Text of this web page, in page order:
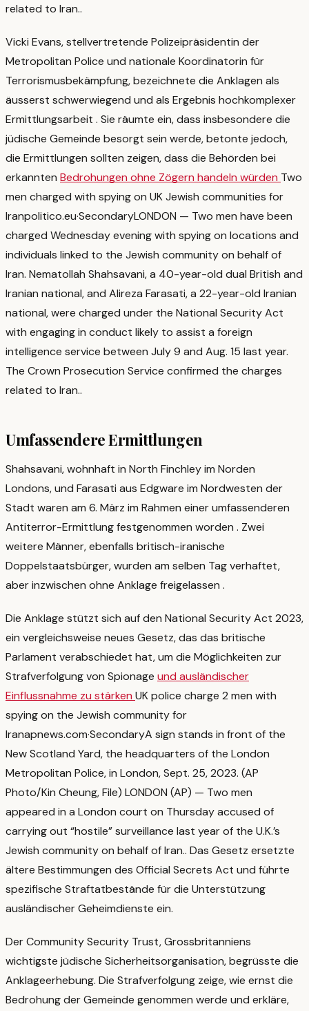
related to Iran..
Vicki Evans, stellvertretende Polizeipräsidentin der
Metropolitan Police und nationale Koordinatorin für
Terrorismusbekämpfung, bezeichnete die Anklagen als
äusserst schwerwiegend und als Ergebnis hochkomplexer
Ermittlungsarbeit . Sie räumte ein, dass insbesondere die
jüdische Gemeinde besorgt sein werde, betonte jedoch,
die Ermittlungen sollten zeigen, dass die Behörden bei
erkannten Bedrohungen ohne Zögern handeln würden Two
men charged with spying on UK Jewish communities for
Iranpolitico.eu·SecondaryLONDON — Two men have been
charged Wednesday evening with spying on locations and
individuals linked to the Jewish community on behalf of
Iran. Nematollah Shahsavani, a 40-year-old dual British and
Iranian national, and Alireza Farasati, a 22-year-old Iranian
national, were charged under the National Security Act
with engaging in conduct likely to assist a foreign
intelligence service between July 9 and Aug. 15 last year.
The Crown Prosecution Service confirmed the charges
related to Iran..
Umfassendere Ermittlungen
Shahsavani, wohnhaft in North Finchley im Norden
Londons, und Farasati aus Edgware im Nordwesten der
Stadt waren am 6. März im Rahmen einer umfassenderen
Antiterror-Ermittlung festgenommen worden . Zwei
weitere Männer, ebenfalls britisch-iranische
Doppelstaatsbürger, wurden am selben Tag verhaftet,
aber inzwischen ohne Anklage freigelassen .
Die Anklage stützt sich auf den National Security Act 2023,
ein vergleichsweise neues Gesetz, das das britische
Parlament verabschiedet hat, um die Möglichkeiten zur
Strafverfolgung von Spionage und ausländischer
Einflussnahme zu stärken UK police charge 2 men with
spying on the Jewish community for
Iranapnews.com·SecondaryA sign stands in front of the
New Scotland Yard, the headquarters of the London
Metropolitan Police, in London, Sept. 25, 2023. (AP
Photo/Kin Cheung, File) LONDON (AP) — Two men
appeared in a London court on Thursday accused of
carrying out “hostile” surveillance last year of the U.K.’s
Jewish community on behalf of Iran.. Das Gesetz ersetzte
ältere Bestimmungen des Official Secrets Act und führte
spezifische Straftatbestände für die Unterstützung
ausländischer Geheimdienste ein.
Der Community Security Trust, Grossbritanniens
wichtigste jüdische Sicherheitsorganisation, begrüsste die
Anklageerhebung. Die Strafverfolgung zeige, wie ernst die
Bedrohung der Gemeinde genommen werde und erkläre,